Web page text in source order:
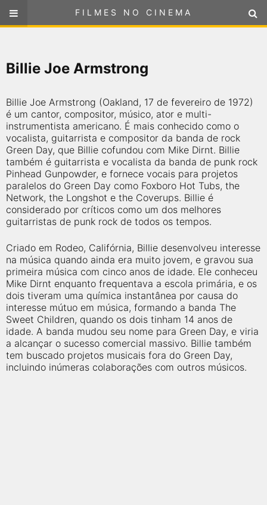
FILMES NO CINEMA
ou selecione sua localização
Billie Joe Armstrong
Billie Joe Armstrong (Oakland, 17 de fevereiro de 1972)
é um cantor, compositor, músico, ator e multi-
instrumentista americano. É mais conhecido como o
vocalista, guitarrista e compositor da banda de rock
Green Day, que Billie cofundou com Mike Dirnt. Billie
também é guitarrista e vocalista da banda de punk rock
Pinhead Gunpowder, e fornece vocais para projetos
paralelos do Green Day como Foxboro Hot Tubs, the
Network, the Longshot e the Coverups. Billie é
considerado por críticos como um dos melhores
guitarristas de punk rock de todos os tempos.
Criado em Rodeo, Califórnia, Billie desenvolveu interesse
na música quando ainda era muito jovem, e gravou sua
primeira música com cinco anos de idade. Ele conheceu
Mike Dirnt enquanto frequentava a escola primária, e os
dois tiveram uma química instantânea por causa do
interesse mútuo em música, formando a banda The
Sweet Children, quando os dois tinham 14 anos de
idade. A banda mudou seu nome para Green Day, e viria
a alcançar o sucesso comercial massivo. Billie também
tem buscado projetos musicais fora do Green Day,
incluindo inúmeras colaborações com outros músicos.
FILMES NO CINEMA
PRÓXIMOS LANÇAMENTOS
GÊNEROS
NOTÍCIAS
PÁGINA INICIAL
sessões de cinema no Brasil. Através dele, você pode
encontrar os filmes no cinema mais próximos a você ou a
qualquer cidade em território brasileiro. Você pode também
acessar informações sobre cinemas, horários, assistir aos
trailers e muito mais.